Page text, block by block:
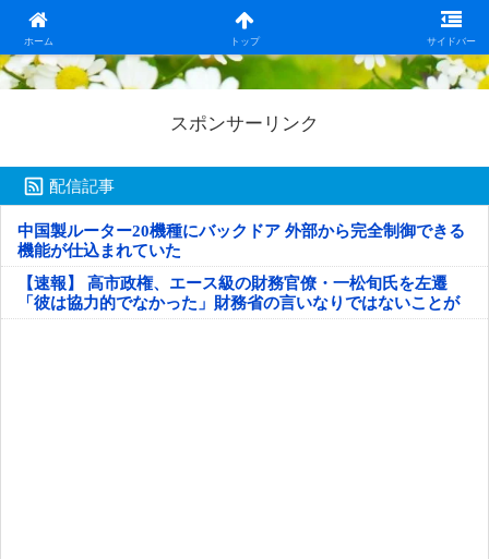
ホーム トップ サイドバー
日本第一！ニュース録
スポンサーリンク
配信記事
中国製ルーター20機種にバックドア 外部から完全制御できる
機能が仕込まれていた
【速報】 高市政権、エース級の財務官僚・一松旬氏を左遷
「彼は協力的でなかった」財務省の言いなりではないことが
判明